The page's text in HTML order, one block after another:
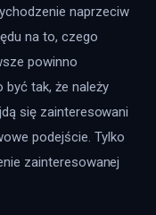
naprzeciw
na to, czego
powinno
być tak, że należy
się zainteresowani
podejście. Tylko
zainteresowanej